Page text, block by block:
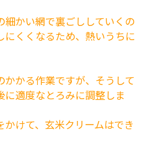
細かい網で裏ごししていくの
にくくなるため、熱いうちに
かかる作業ですが、そうして
適度なとろみに調整しま
かけて、玄米クリームはでき